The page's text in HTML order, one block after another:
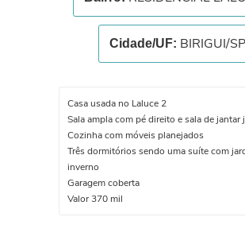
Cidade/UF: BIRIGUI/SP
Casa usada no Laluce 2
Sala ampla com pé direito e sala de jantar
Cozinha com móveis planejados
Três dormitórios sendo uma suíte com
inverno
Garagem coberta
Valor 370 mil